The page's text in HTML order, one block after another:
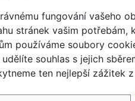
Rychlé dodání
fungování vašeho
stránek vašim potřebám,
používáme soubory
udělíte souhlas s jejich
ten nejlepší zážitek